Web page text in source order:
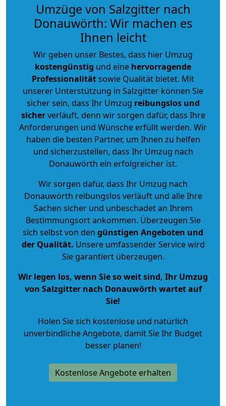
Umzüge von Salzgitter nach
Donauwörth: Wir machen es
Ihnen leicht
Wir geben unser Bestes, dass hier Umzug
kostengünstig und eine hervorragende
Professionalitätsowie Qualität bietet. Mit
unserer Unterstützung in Salzgitter können Sie
sicher sein, dass Ihr Umzug reibungslos und
sicherverläuft, denn wir sorgen dafür, dass Ihre
Anforderungen und Wünsche erfüllt werden. Wir
haben die besten Partner, um Ihnen zu helfen
und sicherzustellen, dass Ihr Umzug nach
Donauwörth ein erfolgreicher ist.
Wir sorgen dafür, dass Ihr Umzug nach
Donauwörth reibungslos verläuft und alle Ihre
Sachen sicher und unbeschadet an Ihrem
Bestimmungsort ankommen. Überzeugen Sie
sich selbst von den günstigen Angeboten und
der Qualität. Unsere umfassender Service wird
Sie garantiert überzeugen.
Wir legen los, wenn Sie so weit sind, Ihr Umzug
von Salzgitter nach Donauwörth wartet auf
Sie!
Holen Sie sich kostenlose und natürlich
unverbindliche Angebote, damit Sie Ihr Budget
besser planen!
Kostenlose Angebote erhalten